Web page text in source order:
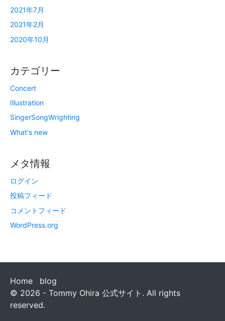
2021年7月
2021年2月
2020年10月
カテゴリー
Concert
Illustration
SingerSongWrighting
What's new
メタ情報
ログイン
投稿フィード
コメントフィード
WordPress.org
Home
blog
© 2026 - Tommy Ohira 公式サイト. All rights
reserved.